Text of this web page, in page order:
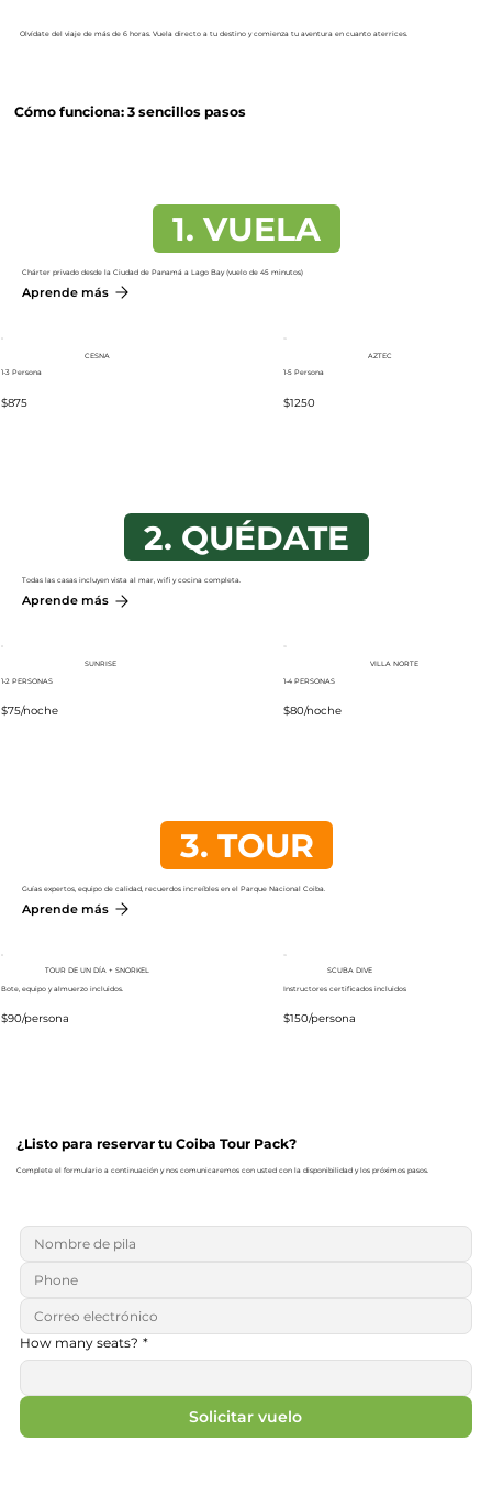
Olvídate del viaje de más de 6 horas. Vuela directo a tu destino y comienza tu aventura en cuanto aterrices.
Cómo funciona: 3 sencillos pasos
1. VUELA
Chárter privado desde la Ciudad de Panamá a Lago Bay (vuelo de 45 minutos)
Aprende más
CESNA
1-3 Persona
$875
AZTEC
1-5 Persona
$1250
2. QUÉDATE
Todas las casas incluyen vista al mar, wifi y cocina completa.
Aprende más
SUNRISE
1-2 PERSONAS
$75/noche
VILLA NORTE
1-4 PERSONAS
$80/noche
3. TOUR
Guías expertos, equipo de calidad, recuerdos increíbles en el Parque Nacional Coiba.
Aprende más
TOUR DE UN DÍA + SNORKEL
Bote, equipo y almuerzo incluidos.
$90/persona
SCUBA DIVE
Instructores certificados incluidos
$150/persona
¿Listo para reservar tu Coiba Tour Pack?
Complete el formulario a continuación y nos comunicaremos con usted con la disponibilidad y los próximos pasos.
How many seats? *
Solicitar vuelo